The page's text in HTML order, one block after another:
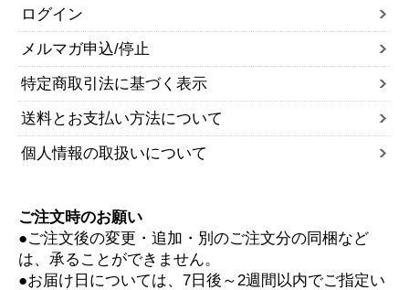
ログイン
メルマガ申込/停止
特定商取引法に基づく表示
送料とお支払い方法について
個人情報の取扱いについて
ご注文時のお願い
●ご注文後の変更・追加・別のご注文分の同梱など
は、承ることができません。
●お届け日については、7日後～2週間以内でご指定い